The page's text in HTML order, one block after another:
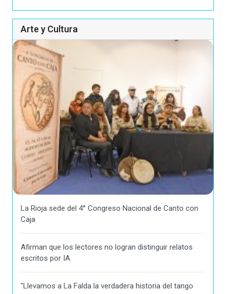
Arte y Cultura
La Rioja sede del 4° Congreso Nacional de Canto con
Caja
Afirman que los lectores no logran distinguir relatos
escritos por IA
"Llevamos a La Falda la verdadera historia del tango